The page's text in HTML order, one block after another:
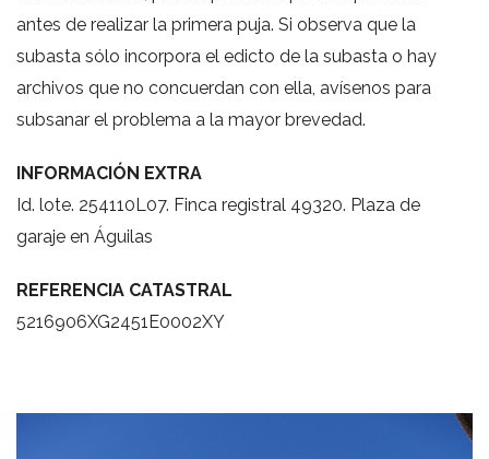
antes de realizar la primera puja. Si observa que la
subasta sólo incorpora el edicto de la subasta o hay
archivos que no concuerdan con ella, avísenos para
subsanar el problema a la mayor brevedad.
INFORMACIÓN EXTRA
Id. lote. 254110L07. Finca registral 49320. Plaza de
garaje en Águilas
REFERENCIA CATASTRAL
5216906XG2451E0002XY